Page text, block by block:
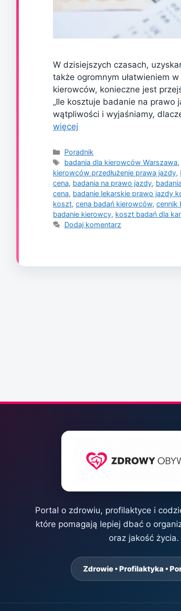
W dzisiejszych czasach,
także ogromnym ułatwieniem
kierowców, konieczne jest
„Ile kosztuje badanie na prawo
wątpliwości i wyjaśniamy,
więcej
Kategorie
Poradnik
Tagi
badania dla kierowców Warszawa,
kierowców przedłużenie prawa jazdy,
cena, badania na prawo jazdy,
cena, badanie lekarskie prawo jazdy
koszt, cena badań kierowców, cennik
badanie kierowcy, koszt badań dla
Dodaj komentarz
Portal o zdrowiu, profilaktyce i
które pomagają lepiej dbać o
oraz jakość życia.
Zdrowie • Profilaktyka •